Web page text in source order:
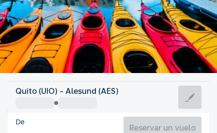
Noruega
Ålesund
Noruega
Quito (UIO) - Alesund (AES)
De
Reservar un vuelo